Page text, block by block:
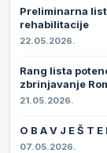
Preliminarna
rehabilitacije
22.05.2026.
Rang lista
zbrinjavanje
21.05.2026.
O B A V J E Š T E
07.05.2026.